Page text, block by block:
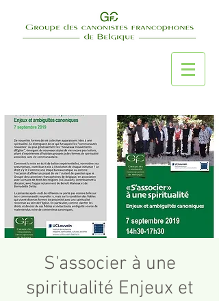
S'associer à une
spiritualité Enjeux et